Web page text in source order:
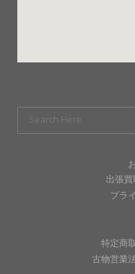
出張
プラ
特定商
古物営業